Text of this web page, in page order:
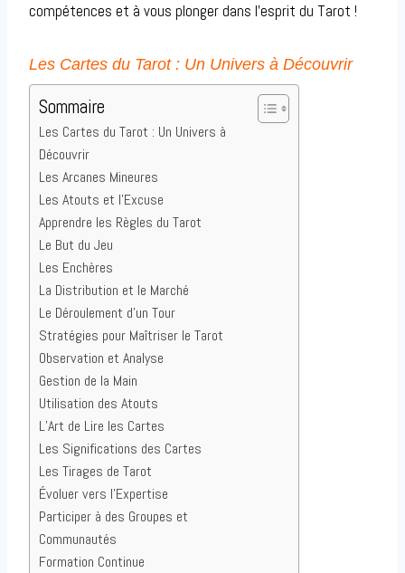
compétences et à vous plonger dans l’esprit du Tarot !
Les Cartes du Tarot : Un Univers à Découvrir
Sommaire
Les Cartes du Tarot : Un Univers à
Découvrir
Les Arcanes Mineures
Les Atouts et l’Excuse
Apprendre les Règles du Tarot
Le But du Jeu
Les Enchères
La Distribution et le Marché
Le Déroulement d’un Tour
Stratégies pour Maîtriser le Tarot
Observation et Analyse
Gestion de la Main
Utilisation des Atouts
L’Art de Lire les Cartes
Les Significations des Cartes
Les Tirages de Tarot
Évoluer vers l’Expertise
Participer à des Groupes et
Communautés
Formation Continue